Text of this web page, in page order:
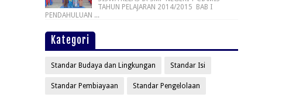
TAHUN PELAJARAN 2014/2015 BAB I
PENDAHULUAN ...
Kategori
Standar Budaya dan Lingkungan Standar Isi
Standar Pembiayaan Standar Pengelolaan